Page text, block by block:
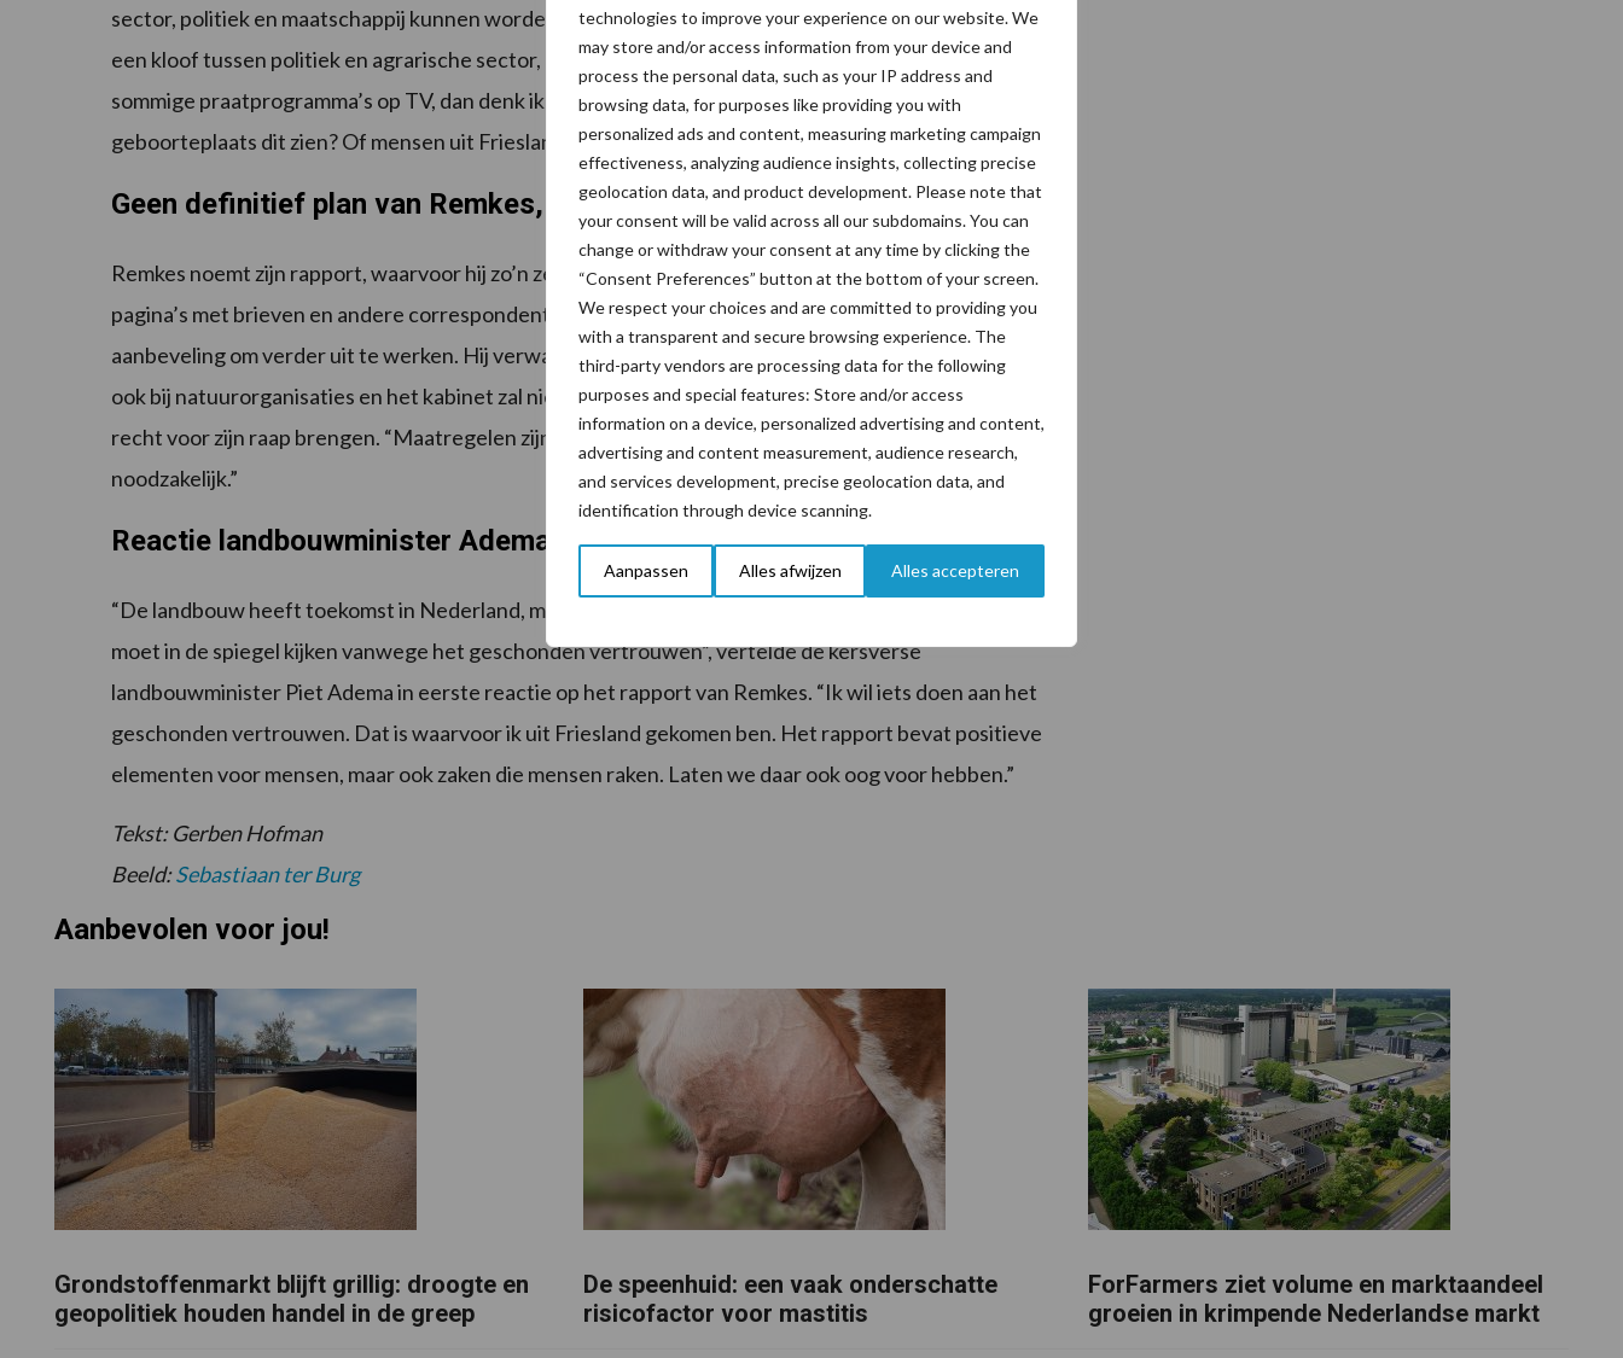
technologies to improve your experience on our website. We
may store and/or access information from your device and
process the personal data, such as your IP address and
browsing data, for purposes like providing you with
personalized ads and content, measuring marketing campaign
effectiveness, analyzing audience insights, collecting precise
geolocation data, and product development. Please note that
your consent will be valid across all our subdomains. You can
change or withdraw your consent at any time by clicking the
“Consent Preferences” button at the bottom of your screen.
We respect your choices and are committed to providing you
with a transparent and secure browsing experience. The
third-party vendors are processing data for the following
purposes and special features: Store and/or access
information on a device, personalized advertising and content,
advertising and content measurement, audience research,
and services development, precise geolocation data, and
identification through device scanning.
Aanpassen Alles afwijzen Alles accepteren
sector, politiek en maatschappij kunnen worden hersteld. Hij vindt dat er niet alleen sprake is van
een kloof tussen politiek en agrarische sector, maar ook een culturele afstand. “Als ik kijk naar
sommige praatprogramma’s op TV, dan denk ik wel eens ‘hoe zouden de mensen in mijn
geboorteplaats dit zien? Of mensen uit Friesland of de Achterhoek?'” vertelt Remkes.
Geen definitief plan van Remkes, maar aanbeveling
Remkes noemt zijn rapport, waarvoor hij zo’n zestig gesprekken heeft gevoerd en zesduizend
pagina’s met brieven en andere correspondentie heeft doorgenomen, geen definitief plan, maar een
aanbeveling om verder uit te werken. Hij verwacht niet dat de agrarische sector blij is met zijn advies,
ook bij natuurorganisaties en het kabinet zal niet iedereen blij zijn. Remkes wil ook slecht nieuws
recht voor zijn raap brengen. “Maatregelen zijn veel te lang vooruitgeschoven. Snel ingrijpen is
noodzakelijk.”
Reactie landbouwminister Adema
“De landbouw heeft toekomst in Nederland, maar er moet duidelijkheid en rust komen. De overheid
moet in de spiegel kijken vanwege het geschonden vertrouwen”, vertelde de kersverse
landbouwminister Piet Adema in eerste reactie op het rapport van Remkes. “Ik wil iets doen aan het
geschonden vertrouwen. Dat is waarvoor ik uit Friesland gekomen ben. Het rapport bevat positieve
elementen voor mensen, maar ook zaken die mensen raken. Laten we daar ook oog voor hebben.”
Tekst: Gerben Hofman
Beeld:Sebastiaan ter Burg
Aanbevolen voor jou!
Grondstoffenmarkt blijft grillig: droogte en
geopolitiek houden handel in de greep
De speenhuid: een vaak onderschatte
risicofactor voor mastitis
ForFarmers ziet volume en marktaandeel
groeien in krimpende Nederlandse markt